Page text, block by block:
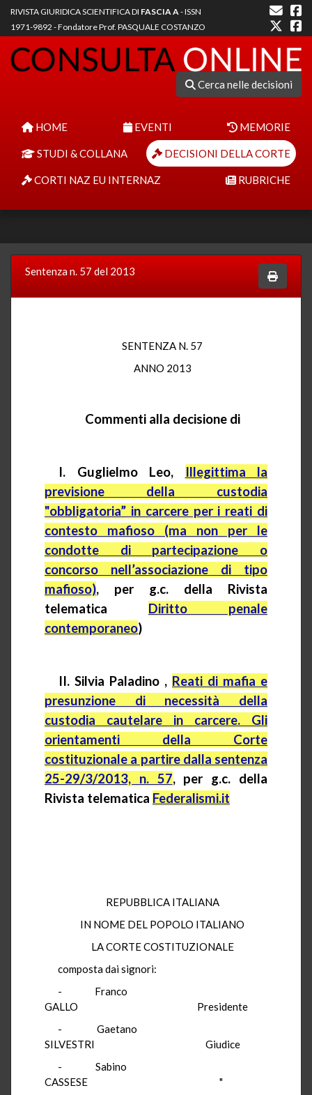
RIVISTA GIURIDICA SCIENTIFICA DI FASCIA A- ISSN
1971-9892 - Fondatore Prof. PASQUALE COSTANZO
Cerca nelle decisioni
HOME EVENTI MEMORIE
STUDI & COLLANA DECISIONI DELLA CORTE
CORTI NAZ EU INTERNAZ RUBRICHE
Sentenza n. 57 del 2013
SENTENZA N. 57
ANNO 2013
Commenti alla decisione di
I. Guglielmo Leo,
Illegittima la
previsione della custodia
"obbligatoria” in carcere per i reati di
contesto mafioso (ma non per le
condotte di partecipazione o
concorso nell’associazione di tipo
mafioso), per g.c. della Rivista
telematica Diritto penale
contemporaneo)
II. Silvia Paladino , Reati di mafia e
presunzione di necessità della
custodia cautelare in carcere. Gli
orientamenti della Corte
costituzionale a partire dalla sentenza
25-29/3/2013, n. 57, per g.c. della
Rivista telematica Federalismi.it
REPUBBLICA ITALIANA
IN NOME DEL POPOLO ITALIANO
LA CORTE COSTITUZIONALE
compostadai signori:
-
Franco
GALLO
Presidente
-
Gaetano
SILVESTRI
Giudice
-
Sabino
CASSESE
"